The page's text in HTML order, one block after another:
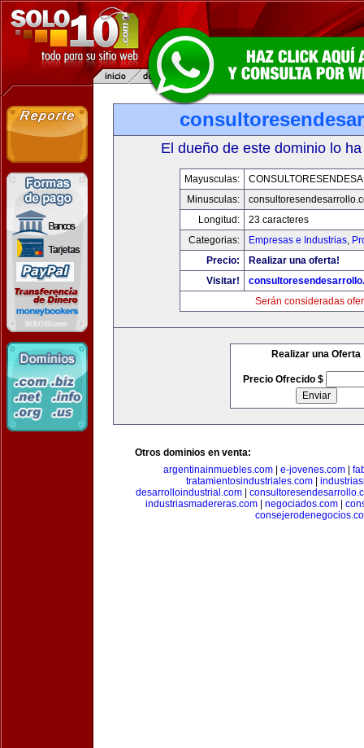
El dueño de este dominio lo
Mayusculas:
Minusculas:
Longitud:
23 caracteres
Categorias:
Empresas e Industrias,
Precio:
Realizar una oferta!
Visitar!
Serán consideradas
Realizar una Oferta
Precio Ofrecido $
Otros dominios en venta:
argentinainmuebles.com| e-jovenes.com|
tratamientosindustriales.com
desarrolloindustrial.com|
industriasmadereras.com
negociados.com